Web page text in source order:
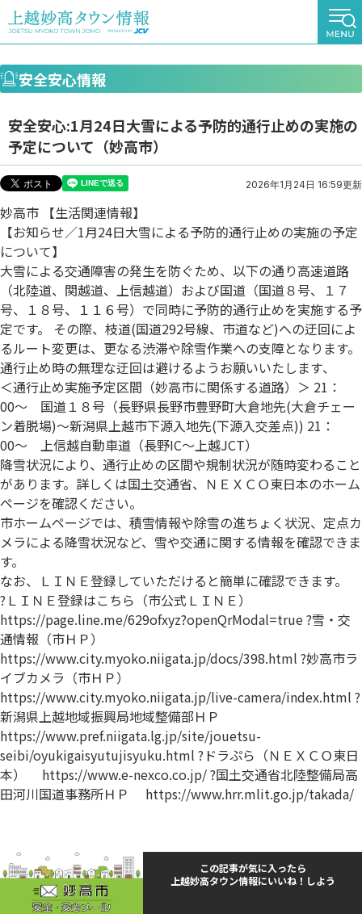
安全安心情報
安全安心:1月24日大雪による予防的通行止めの実施の
予定について（妙高市）
2026年1月24日 16:59更新
妙高市 【生活関連情報】
【お知らせ／1月24日大雪による予防的通行止めの実施の予定
について】
大雪による交通障害の発生を防ぐため、以下の通り高速道路
（北陸道、関越道、上信越道）および国道（国道８号、１７
号、１８号、１１６号）で同時に予防的通行止めを実施する予
定です。 その際、枝道(国道292号線、市道など)への迂回によ
るルート変更は、更なる渋滞や除雪作業への支障となります。
通行止め時の無理な迂回は避けるようお願いいたします、
＜通行止め実施予定区間（妙高市に関係する道路）＞ 21：
00〜 国道１８号（長野県長野市豊野町大倉地先(大倉チェー
ン着脱場)〜新潟県上越市下源入地先(下源入交差点)) 21：
00〜 上信越自動車道（長野IC〜上越JCT）
降雪状況により、通行止めの区間や規制状況が随時変わること
があります。詳しくは国土交通省、ＮＥＸＣＯ東日本のホーム
ページを確認ください。
市ホームページでは、積雪情報や除雪の進ちょく状況、定点カ
メラによる降雪状況など、雪や交通に関する情報を確認できま
す。
なお、ＬＩＮＥ登録していただけると簡単に確認できます。
?ＬＩＮＥ登録はこちら（市公式ＬＩＮＥ）
https://page.line.me/629ofxyz?openQrModal=true ?雪・交
通情報（市ＨＰ）
https://www.city.myoko.niigata.jp/docs/398.html ?妙高市ラ
イブカメラ（市ＨＰ）
https://www.city.myoko.niigata.jp/live-camera/index.html ?
新潟県上越地域振興局地域整備部ＨＰ
https://www.pref.niigata.lg.jp/site/jouetsu-
seibi/oyukigaisyutujisyuku.html ?ドラぷら（ＮＥＸＣＯ東日
本） https://www.e-nexco.co.jp/ ?国土交通省北陸整備局高
田河川国道事務所ＨＰ https://www.hrr.mlit.go.jp/takada/
この記事が気に入ったら
上越妙高タウン情報にいいね！しよう